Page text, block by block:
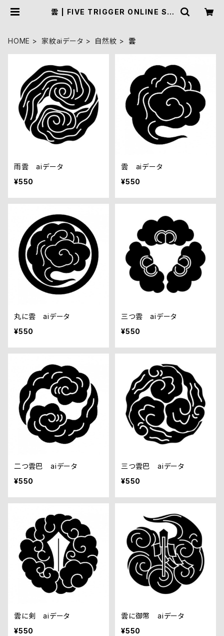
雲 | FIVE TRIGGER ONLINE SH
HOME 家紋aiデータ 自然紋 雲
雨雲 aiデータ
¥550
雲 aiデータ
¥550
丸に雲 aiデータ
¥550
三つ雲 aiデータ
¥550
二つ雲巴 aiデータ
¥550
三つ雲巴 aiデータ
¥550
雲に剣 aiデータ
¥550
雲に御幣 aiデータ
¥550